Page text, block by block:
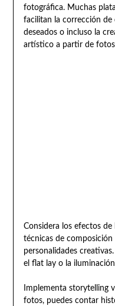
fotográfica. Muchas
facilitan la corrección de
deseados o incluso la
artístico a partir de fotos
Considera los efectos
técnicas de
personalidades
el flat lay o la
Implementa storytelling
fotos, puedes contar